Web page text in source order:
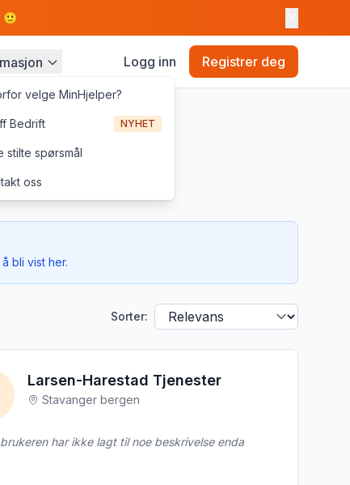
🙂
velge MinHjelper?
Bedrift NYHET
stilte spørsmål
oss
Logg inn Registrer deg
bli vist her.
Sorter:
Larsen-Harestad Tjenester
Stavanger bergen
har ikke lagt til noe beskrivelse enda